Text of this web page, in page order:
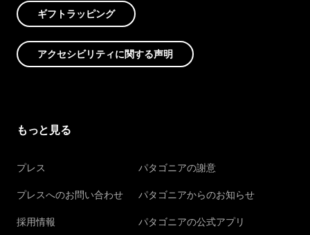
ギフトラッピング
アクセシビリティに関する声明
もっと見る
プレス
プレスへのお問い合わせ
採用情報
パタゴニアの謝意
パタゴニアからのお知らせ
パタゴニアの公式アプリ